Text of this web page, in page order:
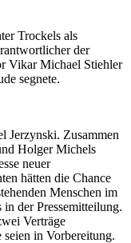
Trockels als
der
Vikar Michael Stiehler
segnete.
Jerzynski. Zusammen
Holger Michels
neuer
hätten die Chance
Menschen im
der Pressemitteilung.
Verträge
seien in Vorbereitung.